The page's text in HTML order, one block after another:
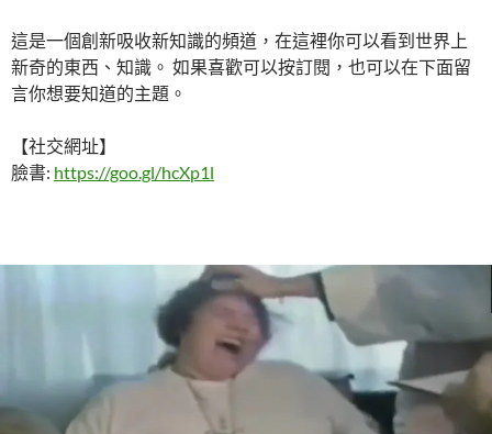
這是一個創新吸收新知識的頻道，在這裡你可以看到世界上
新奇的東西、知識。 如果喜歡可以按訂閱，也可以在下面留
言你想要知道的主題。
【社交網址】
臉書: https://goo.gl/hcXp1l